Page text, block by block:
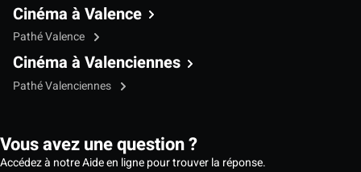
Cinéma à Valence
Pathé Valence
Cinéma à Valenciennes
Pathé Valenciennes
Vous avez une question ?
Accédez à notre Aide en ligne pour trouver la réponse.